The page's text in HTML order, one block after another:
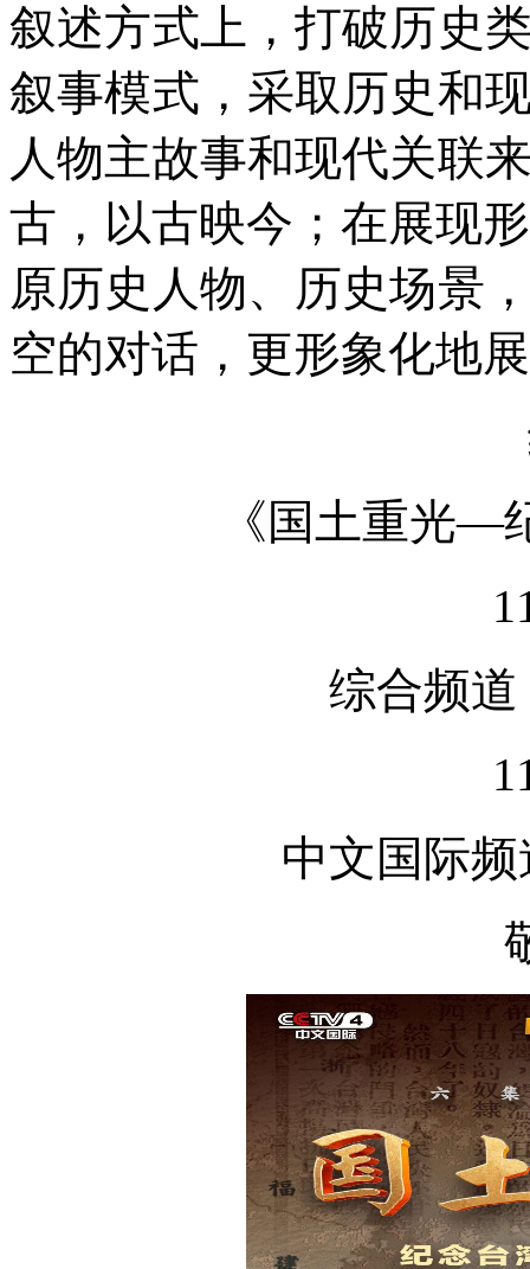
叙述方式上，打破历史
叙事模式，采取历史和
人物主故事和现代关联
古，以古映今；在展现
原历史人物、历史场景
空的对话，更形象化地
《国土重光—
综合频道
中文国际